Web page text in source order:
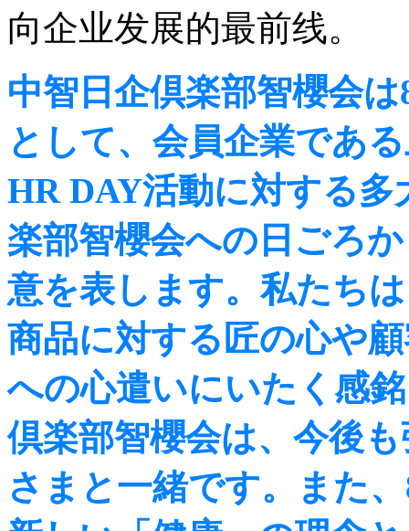
向企业发展的最前线。
中智日企倶楽部智櫻会
として、会員企業であ
HR DAY活動に対する
楽部智櫻会への日ごろ
意を表します。私たち
商品に対する匠の心や
への心遣いにいたく感
倶楽部智櫻会は、今後
さまと一緒です。また